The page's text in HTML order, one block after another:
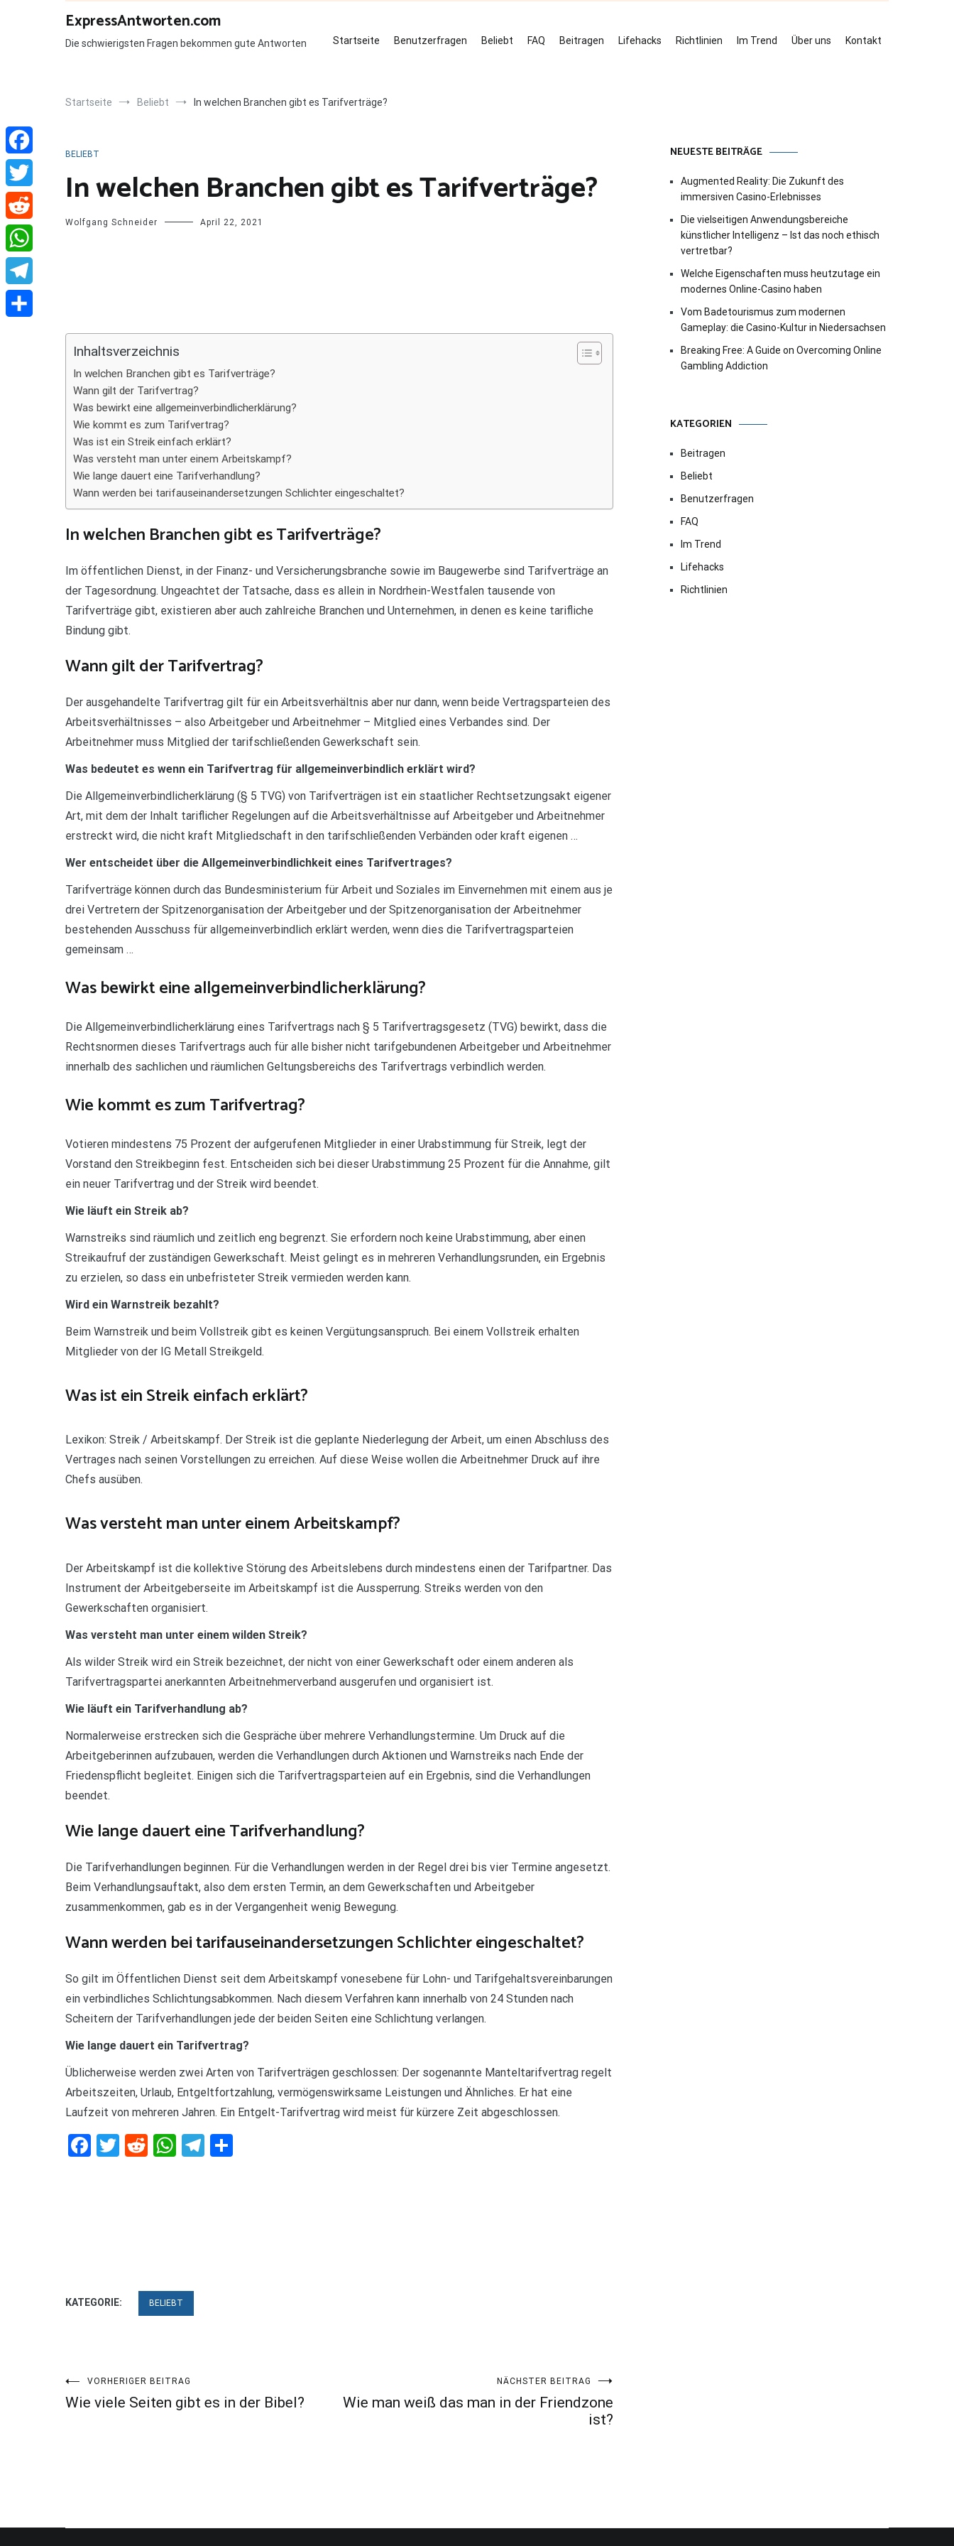
ExpressAntworten.com
Die schwierigsten Fragen bekommen gute Antworten Startseite Benutzerfragen Beliebt FAQ Beitragen Lifehacks Richtlinien Im Trend Über uns Kontakt
Startseite Beliebt In welchen Branchen gibt es Tarifverträge?
BELIEBT
In welchen Branchen gibt es Tarifverträge?
Wolfgang Schneider April 22, 2021
Inhaltsverzeichnis
In welchen Branchen gibt es Tarifverträge?
Wann gilt der Tarifvertrag?
Was bewirkt eine allgemeinverbindlicherklärung?
Wie kommt es zum Tarifvertrag?
Was ist ein Streik einfach erklärt?
Was versteht man unter einem Arbeitskampf?
Wie lange dauert eine Tarifverhandlung?
Wann werden bei tarifauseinandersetzungen Schlichter eingeschaltet?
In welchen Branchen gibt es Tarifverträge?
Im öffentlichen Dienst, in der Finanz- und Versicherungsbranche sowie im Baugewerbe sind Tarifverträge an
der Tagesordnung. Ungeachtet der Tatsache, dass es allein in Nordrhein-Westfalen tausende von
Tarifverträge gibt, existieren aber auch zahlreiche Branchen und Unternehmen, in denen es keine tarifliche
Bindung gibt.
Wann gilt der Tarifvertrag?
Der ausgehandelte Tarifvertrag gilt für ein Arbeitsverhältnis aber nur dann, wenn beide Vertragsparteien des
Arbeitsverhältnisses – also Arbeitgeber und Arbeitnehmer – Mitglied eines Verbandes sind. Der
Arbeitnehmer muss Mitglied der tarifschließenden Gewerkschaft sein.
Was bedeutet es wenn ein Tarifvertrag für allgemeinverbindlich erklärt wird?
Die Allgemeinverbindlicherklärung (§ 5 TVG) von Tarifverträgen ist ein staatlicher Rechtsetzungsakt eigener
Art, mit dem der Inhalt tariflicher Regelungen auf die Arbeitsverhältnisse auf Arbeitgeber und Arbeitnehmer
erstreckt wird, die nicht kraft Mitgliedschaft in den tarifschließenden Verbänden oder kraft eigenen …
Wer entscheidet über die Allgemeinverbindlichkeit eines Tarifvertrages?
Tarifverträge können durch das Bundesministerium für Arbeit und Soziales im Einvernehmen mit einem aus je
drei Vertretern der Spitzenorganisation der Arbeitgeber und der Spitzenorganisation der Arbeitnehmer
bestehenden Ausschuss für allgemeinverbindlich erklärt werden, wenn dies die Tarifvertragsparteien
gemeinsam …
Was bewirkt eine allgemeinverbindlicherklärung?
Die Allgemeinverbindlicherklärung eines Tarifvertrags nach § 5 Tarifvertragsgesetz (TVG) bewirkt, dass die
Rechtsnormen dieses Tarifvertrags auch für alle bisher nicht tarifgebundenen Arbeitgeber und Arbeitnehmer
innerhalb des sachlichen und räumlichen Geltungsbereichs des Tarifvertrags verbindlich werden.
Wie kommt es zum Tarifvertrag?
Votieren mindestens 75 Prozent der aufgerufenen Mitglieder in einer Urabstimmung für Streik, legt der
Vorstand den Streikbeginn fest. Entscheiden sich bei dieser Urabstimmung 25 Prozent für die Annahme, gilt
ein neuer Tarifvertrag und der Streik wird beendet.
Wie läuft ein Streik ab?
Warnstreiks sind räumlich und zeitlich eng begrenzt. Sie erfordern noch keine Urabstimmung, aber einen
Streikaufruf der zuständigen Gewerkschaft. Meist gelingt es in mehreren Verhandlungsrunden, ein Ergebnis
zu erzielen, so dass ein unbefristeter Streik vermieden werden kann.
Wird ein Warnstreik bezahlt?
Beim Warnstreik und beim Vollstreik gibt es keinen Vergütungsanspruch. Bei einem Vollstreik erhalten
Mitglieder von der IG Metall Streikgeld.
Was ist ein Streik einfach erklärt?
Lexikon: Streik / Arbeitskampf. Der Streik ist die geplante Niederlegung der Arbeit, um einen Abschluss des
Vertrages nach seinen Vorstellungen zu erreichen. Auf diese Weise wollen die Arbeitnehmer Druck auf ihre
Chefs ausüben.
Was versteht man unter einem Arbeitskampf?
Der Arbeitskampf ist die kollektive Störung des Arbeitslebens durch mindestens einen der Tarifpartner. Das
Instrument der Arbeitgeberseite im Arbeitskampf ist die Aussperrung. Streiks werden von den
Gewerkschaften organisiert.
Was versteht man unter einem wilden Streik?
Als wilder Streik wird ein Streik bezeichnet, der nicht von einer Gewerkschaft oder einem anderen als
Tarifvertragspartei anerkannten Arbeitnehmerverband ausgerufen und organisiert ist.
Wie läuft ein Tarifverhandlung ab?
Normalerweise erstrecken sich die Gespräche über mehrere Verhandlungstermine. Um Druck auf die
Arbeitgeberinnen aufzubauen, werden die Verhandlungen durch Aktionen und Warnstreiks nach Ende der
Friedenspflicht begleitet. Einigen sich die Tarifvertragsparteien auf ein Ergebnis, sind die Verhandlungen
beendet.
Wie lange dauert eine Tarifverhandlung?
Die Tarifverhandlungen beginnen. Für die Verhandlungen werden in der Regel drei bis vier Termine angesetzt.
Beim Verhandlungsauftakt, also dem ersten Termin, an dem Gewerkschaften und Arbeitgeber
zusammenkommen, gab es in der Vergangenheit wenig Bewegung.
Wann werden bei tarifauseinandersetzungen Schlichter eingeschaltet?
So gilt im Öffentlichen Dienst seit dem Arbeitskampf vonesebene für Lohn- und Tarifgehaltsvereinbarungen
ein verbindliches Schlichtungsabkommen. Nach diesem Verfahren kann innerhalb von 24 Stunden nach
Scheitern der Tarifverhandlungen jede der beiden Seiten eine Schlichtung verlangen.
Wie lange dauert ein Tarifvertrag?
Üblicherweise werden zwei Arten von Tarifverträgen geschlossen: Der sogenannte Manteltarifvertrag regelt
Arbeitszeiten, Urlaub, Entgeltfortzahlung, vermögenswirksame Leistungen und Ähnliches. Er hat eine
Laufzeit von mehreren Jahren. Ein Entgelt-Tarifvertrag wird meist für kürzere Zeit abgeschlossen.
Facebook
Twitter
RedditWhatsApp
Telegram
KATEGORIE: BELIEBT
Beitragsnavigation
VORHERIGER BEITRAG
Wie viele Seiten gibt es in der Bibel?
NÄCHSTER BEITRAG
Wie man weiß das man in der Friendzone
ist?
NEUESTE BEITRÄGE
Augmented Reality: Die Zukunft des
immersiven Casino-Erlebnisses
Die vielseitigen Anwendungsbereiche
künstlicher Intelligenz – Ist das noch ethisch
vertretbar?
Welche Eigenschaften muss heutzutage ein
modernes Online-Casino haben
Vom Badetourismus zum modernen
Gameplay: die Casino-Kultur in Niedersachsen
Breaking Free: A Guide on Overcoming Online
Gambling Addiction
KATEGORIEN
Beitragen
Beliebt
Benutzerfragen
FAQ
Im Trend
Lifehacks
Richtlinien
Facebook
Twitter
Reddit
WhatsApp
Telegram